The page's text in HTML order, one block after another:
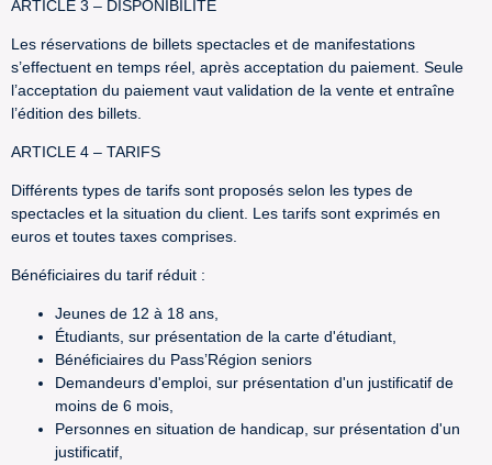
ARTICLE 3 – DISPONIBILITÉ
Les réservations de billets spectacles et de manifestations
s’effectuent en temps réel, après acceptation du paiement. Seule
l’acceptation du paiement vaut validation de la vente et entraîne
l’édition des billets.
ARTICLE 4 – TARIFS
Différents types de tarifs sont proposés selon les types de
spectacles et la situation du client. Les tarifs sont exprimés en
euros et toutes taxes comprises.
Bénéficiaires du tarif réduit :
Jeunes de 12 à 18 ans,
Étudiants, sur présentation de la carte d'étudiant,
Bénéficiaires du Pass’Région seniors
Demandeurs d'emploi, sur présentation d'un justificatif de
moins de 6 mois,
Personnes en situation de handicap, sur présentation d'un
justificatif,